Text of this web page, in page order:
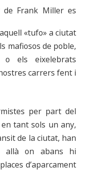
de Frank Miller es
«tufo» a ciutat
mafiosos de poble,
els eixelebrats
carrers fent i
per part del
tant sols un any,
de la ciutat, han
allà on abans hi
d’aparcament